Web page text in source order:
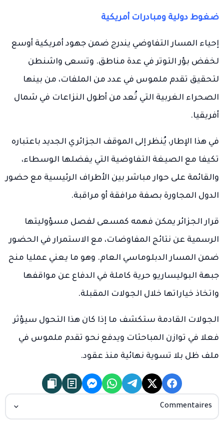
ضغوط دولية ومبادرات أمريكية
إحياء المسار التفاوضي يندرج ضمن جهود أمريكية أوسع
لخفض بؤر التوتر في عدة مناطق. وتسعى واشنطن
لتحقيق تقدم ملموس في عدد من الملفات، من بينها
الصحراء الغربية التي تُعد من أطول النزاعات في شمال
أفريقيا.
في هذا الإطار، يُنظر إلى الموقف الجزائري الجديد باعتباره
تكيفا مع الصيغة التفاوضية التي يفضلها الوسطاء،
والقائمة على حوار مباشر بين الأطراف الرئيسية مع حضور
الدول المجاورة بصفة مرافقة أو مراقبة.
قرار الجزائر يمكن فهمه كمسعى لفصل مسؤوليتها
الرسمية عن نتائج المفاوضات، مع الاستمرار في الحضور
ضمن المسار الدبلوماسي العام. وهو ما يعني عمليا منح
جبهة البوليساريو حرية كاملة في الدفاع عن مواقفها
واتخاذ خياراتها خلال الجولات المقبلة.
الجولات القادمة ستكشف ما إذا كان هذا التحول سيؤثر
فعلا في توازن المباحثات ويدفع نحو تقدم ملموس في
ملف ظل بلا تسوية نهائية منذ عقود.
Commentaires